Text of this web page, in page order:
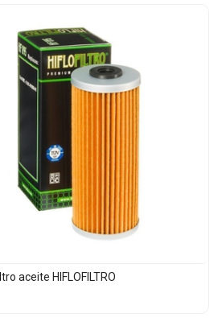
aceite HIFLOFILTRO